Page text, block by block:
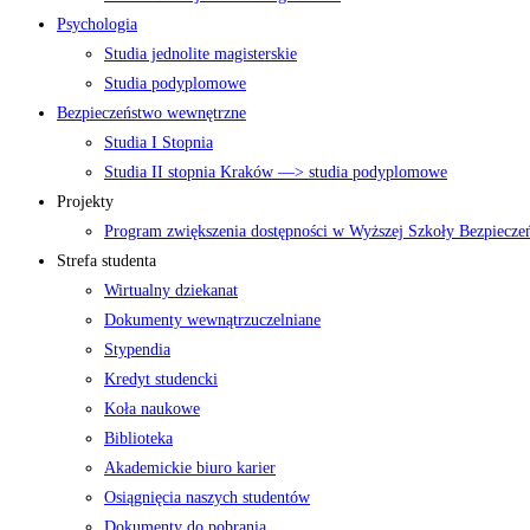
Psychologia
Studia jednolite magisterskie
Studia podyplomowe
Bezpieczeństwo wewnętrzne
Studia I Stopnia
Studia II stopnia Kraków —> studia podyplomowe
Projekty
Program zwiększenia dostępności w Wyższej Szkoły
Strefa studenta
Wirtualny dziekanat
Dokumenty wewnątrzuczelniane
Stypendia
Kredyt studencki
Koła naukowe
Biblioteka
Akademickie biuro karier
Osiągnięcia naszych studentów